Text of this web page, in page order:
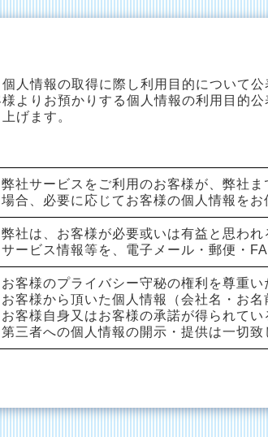
人情報の取得に際し利用目的について公
よりお預かりする個人情報の利用目的
げます。
弊社サービスをご利用のお客様が、弊社ま
場合、必要に応じてお客様の個人情報をお
弊社は、お客様が必要或いは有益と思われ
サービス情報等を、電子メール・郵便・
お客様のプライバシー守秘の権利を尊重い
お客様から頂いた個人情報（会社名・お
お客様自身又はお客様の承諾が得られてい
第三者への個人情報の開示・提供は一切致